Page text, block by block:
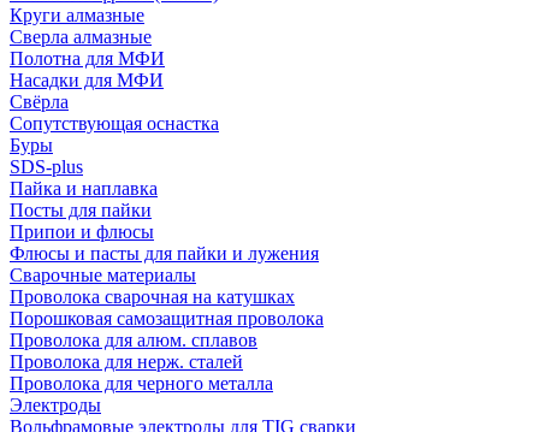
Круги алмазные
Сверла алмазные
Полотна для МФИ
Насадки для МФИ
Свёрла
Сопутствующая оснастка
Буры
SDS-plus
Пайка и наплавка
Посты для пайки
Припои и флюсы
Флюсы и пасты для пайки и лужения
Сварочные материалы
Проволока сварочная на катушках
Порошковая самозащитная проволока
Проволока для алюм. сплавов
Проволока для нерж. сталей
Проволока для черного металла
Электроды
Вольфрамовые электроды для TIG сварки